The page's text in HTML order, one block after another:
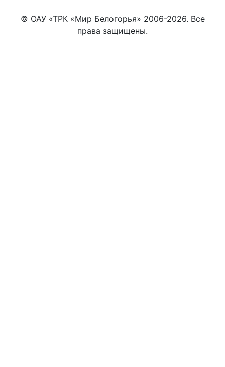
© ОАУ «ТРК «Мир Белогорья» 2006-2026. Все
права защищены.